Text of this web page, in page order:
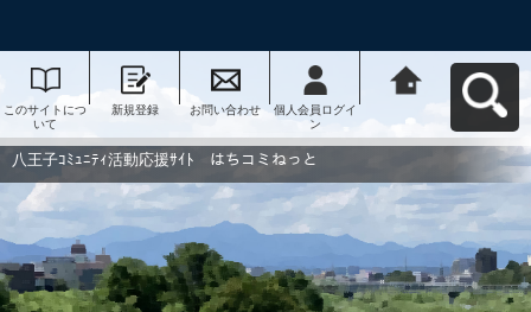
このサイトにつ
いて
新規登録 お問い合わせ
個人会員ログイ
ン
動応援ｻｲﾄ はち
コミねっとへ戻
八王子ｺﾐｭﾆﾃｨ活動応援ｻｲﾄ はちコミねっと